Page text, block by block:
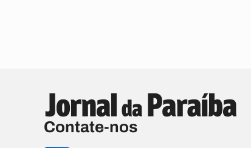
Contate-nos